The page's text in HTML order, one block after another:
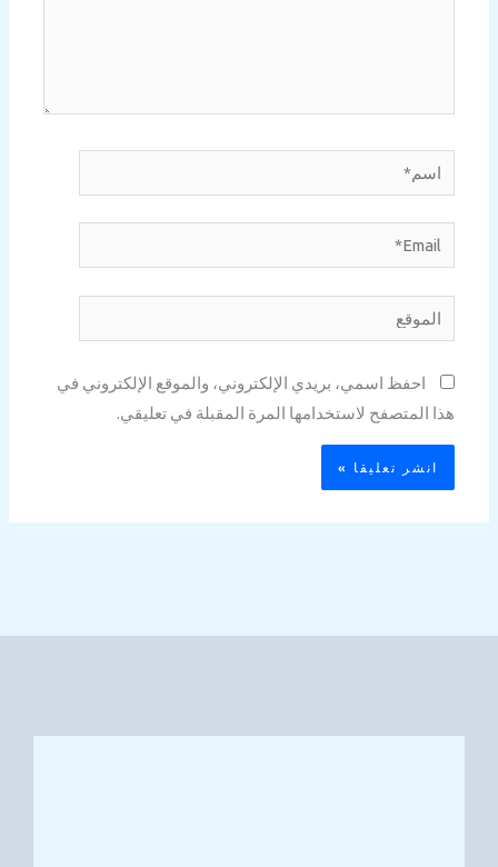
اسم*
Email*
الموقع
احفظ اسمي، بريدي الإلكتروني، والموقع الإلكتروني في
هذا المتصفح لاستخدامها المرة المقبلة في تعليقي.